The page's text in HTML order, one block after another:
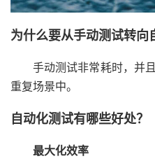
为什么要从手动测试转向
手动测试非常耗时，并
重复场景中。
自动化测试有哪些好处？
最大化效率